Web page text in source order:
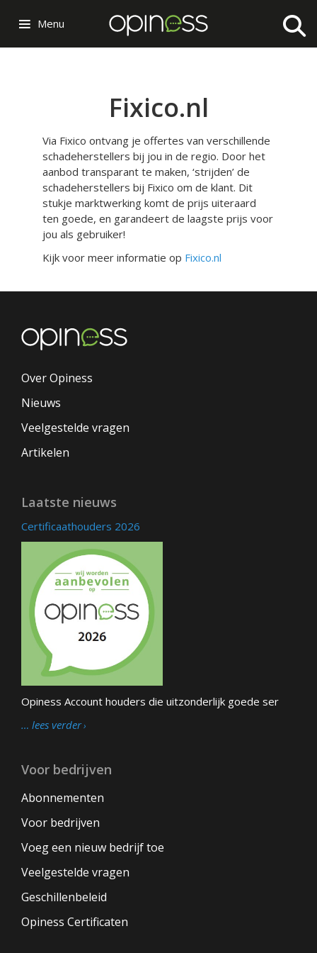
Menu
Fixico.nl
Via Fixico ontvang je offertes van verschillende
schadeherstellers bij jou in de regio. Door het
aanbod transparant te maken, ‘strijden’ de
schadeherstellers bij Fixico om de klant. Dit
stukje marktwerking komt de prijs uiteraard
ten goede, en garandeert de laagste prijs voor
jou als gebruiker!
Kijk voor meer informatie op Fixico.nl
Over Opiness
Nieuws
Veelgestelde vragen
Artikelen
Laatste nieuws
Certificaathouders 2026
Opiness Account houders die uitzonderlijk goede ser
… lees verder
Voor bedrijven
Abonnementen
Voor bedrijven
Voeg een nieuw bedrijf toe
Veelgestelde vragen
Geschillenbeleid
Opiness Certificaten